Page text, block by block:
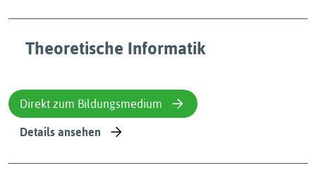
Theoretische Informatik
Direkt zum Bildungsmedium
Details ansehen